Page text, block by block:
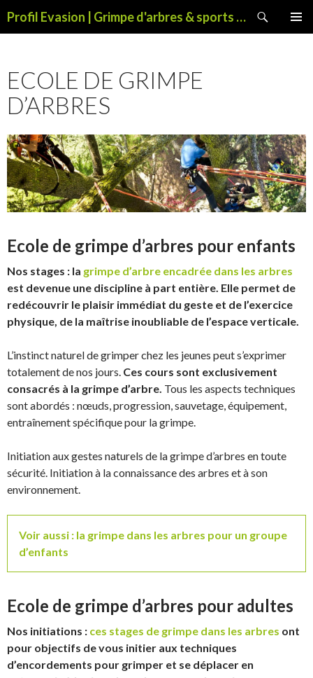
Profil Evasion | Grimpe d'arbres & sports de pleine nature
ECOLE DE GRIMPE
D’ARBRES
Ecole de grimpe d’arbres pour enfants
Nos stages : la grimpe d’arbre encadrée dans les arbres
est devenue une discipline à part entière. Elle permet de
redécouvrir le plaisir immédiat du geste et de l’exercice
physique, de la maîtrise inoubliable de l’espace verticale.
L’instinct naturel de grimper chez les jeunes peut s’exprimer
totalement de nos jours. Ces cours sont exclusivement
consacrés à la grimpe d’arbre. Tous les aspects techniques
sont abordés : nœuds, progression, sauvetage, équipement,
entraînement spécifique pour la grimpe.
Initiation aux gestes naturels de la grimpe d’arbres en toute
sécurité. Initiation à la connaissance des arbres et à son
environnement.
Voir aussi : la grimpe dans les arbres pour un groupe
d’enfants
Ecole de grimpe d’arbres pour adultes
Nos initiations : ces stages de grimpe dans les arbres ont
pour objectifs de vous initier aux techniques
d’encordements pour grimper et se déplacer en